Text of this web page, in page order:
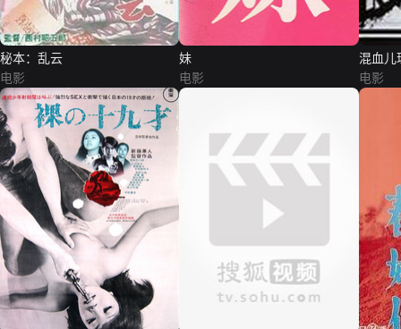
秘本：乱云
电影
妹
电影
混血儿
电影